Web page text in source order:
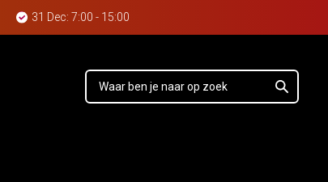
31 Dec: 7:00 - 15:00